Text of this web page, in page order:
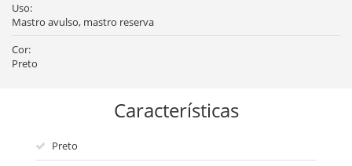
Uso:
Mastro avulso, mastro reserva
Cor:
Preto
Características
Preto